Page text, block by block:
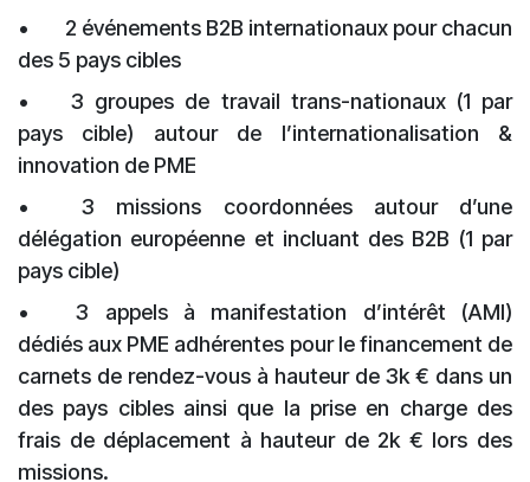
•
2 événements B2B internationaux pour chacun
des 5 pays cibles
•
3 groupes de travail trans-nationaux (1 par
pays cible) autour de l’internationalisation &
innovation de PME
•
3 missions coordonnées autour d’une
délégation européenne et incluant des B2B (1 par
pays cible)
•
3 appels à manifestation d’intérêt (AMI)
dédiés aux PME adhérentes pour le financement de
carnets de rendez-vous à hauteur de 3k € dans un
des pays cibles ainsi que la prise en charge des
frais de déplacement à hauteur de 2k € lors des
missions.